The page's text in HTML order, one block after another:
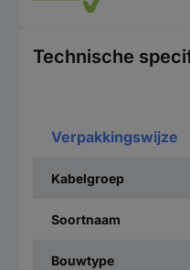
Technische
Verpakkingswijze
Kabelgroep
Soortnaam
Bouwtype